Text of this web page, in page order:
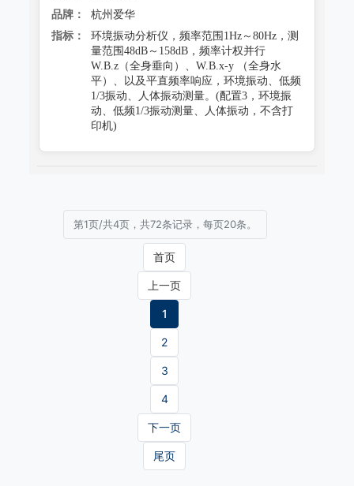
品牌：
杭州爱华
指标：
环境振动分析仪，频率范围1Hz～80Hz，测
量范围48dB～158dB，频率计权并行
W.B.z（全身垂向）、W.B.x-y （全身水
平）、以及平直频率响应，环境振动、低频
1/3振动、人体振动测量。(配置3，环境振
动、低频1/3振动测量、人体振动，不含打
印机)
第1页/共4页，共72条记录，每页20条。
首页
上一页
1
2
3
4
下一页
尾页